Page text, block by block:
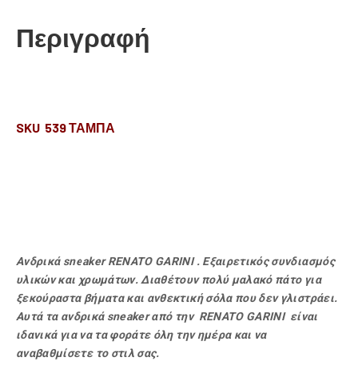
Περιγραφή
SKU 539 ΤΑΜΠΑ
Ανδρικά sneaker RENATO GARINI . Εξαιρετικός συνδιασμός
υλικών και χρωμάτων. Διαθέτουν πολύ μαλακό πάτο για
ξεκούραστα βήματα και ανθεκτική σόλα που δεν γλιστράει.
Αυτά τα ανδρικά sneaker από την RENATO GARINI είναι
ιδανικά για να τα φοράτε όλη την ημέρα και να
αναβαθμίσετε το στιλ σας.